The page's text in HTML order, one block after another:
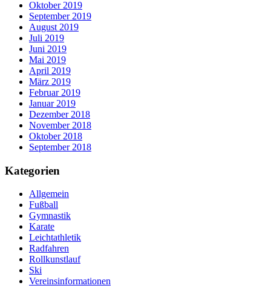
Oktober 2019
September 2019
August 2019
Juli 2019
Juni 2019
Mai 2019
April 2019
März 2019
Februar 2019
Januar 2019
Dezember 2018
November 2018
Oktober 2018
September 2018
Kategorien
Allgemein
Fußball
Gymnastik
Karate
Leichtathletik
Radfahren
Rollkunstlauf
Ski
Vereinsinformationen